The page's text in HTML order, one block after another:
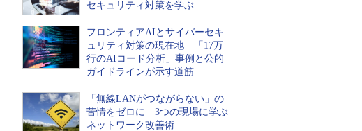
セキュリティ対策を学ぶ
フロンティアAIとサイバーセキ
ュリティ対策の現在地 「17万
行のAIコード分析」事例と公的
ガイドラインが示す道筋
「無線LANがつながらない」の
苦情をゼロに 3つの現場に学ぶ
ネットワーク改善術